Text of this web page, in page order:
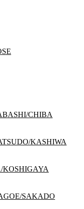
CHIBA
KASHIWA
SAKADO